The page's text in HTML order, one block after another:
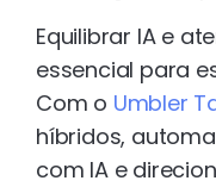
Equilibrar IA e
essencial para
Com o Umbler
híbridos,
com IA e